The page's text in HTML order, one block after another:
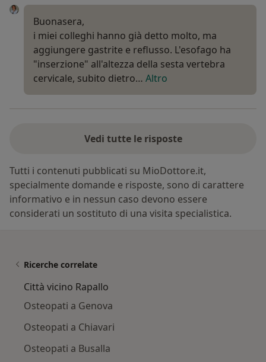
Buonasera,
i miei colleghi hanno già detto molto, ma
aggiungere gastrite e reflusso. L'esofago ha
"inserzione" all'altezza della sesta vertebra
cervicale, subito dietro… Altro
Vedi tutte le risposte
Tutti i contenuti pubblicati su MioDottore.it,
specialmente domande e risposte, sono di carattere
informativo e in nessun caso devono essere
considerati un sostituto di una visita specialistica.
Ricerche correlate
Città vicino Rapallo
Osteopati a Genova
Osteopati a Chiavari
Osteopati a Busalla